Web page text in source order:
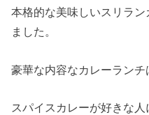
本格的な美味しいスリラ
ました。
豪華な内容なカレーランチ
スパイスカレーが好きな